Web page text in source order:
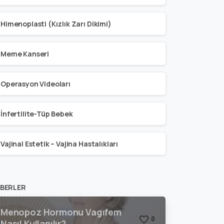
Himenoplasti (Kızlık Zarı Dikimi)
Meme Kanseri
Operasyon Videoları
İnfertilite-Tüp Bebek
Vajinal Estetik – Vajina Hastalıkları
Menopoz Hormonu Vagıfem
0